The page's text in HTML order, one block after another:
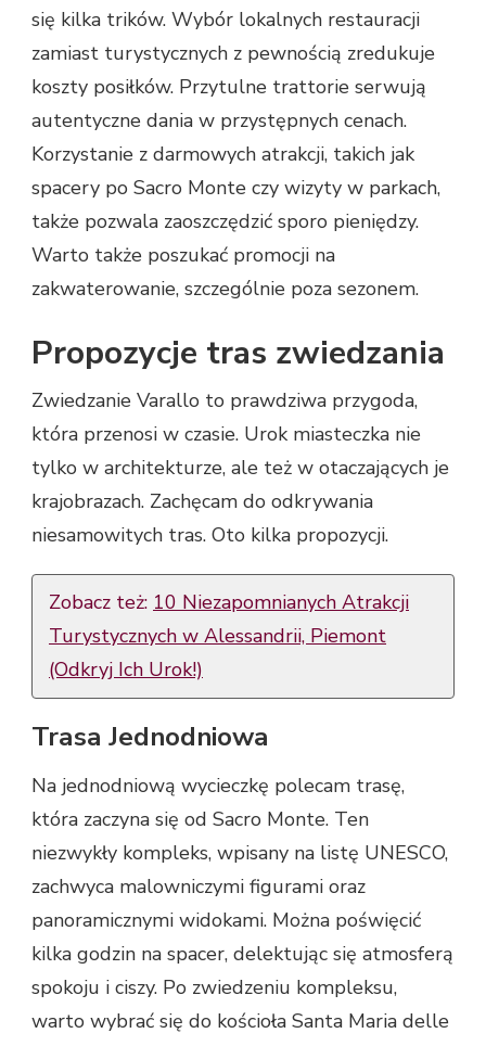
się kilka trików. Wybór lokalnych restauracji
zamiast turystycznych z pewnością zredukuje
koszty posiłków. Przytulne trattorie serwują
autentyczne dania w przystępnych cenach.
Korzystanie z darmowych atrakcji, takich jak
spacery po Sacro Monte czy wizyty w parkach,
także pozwala zaoszczędzić sporo pieniędzy.
Warto także poszukać promocji na
zakwaterowanie, szczególnie poza sezonem.
Propozycje tras zwiedzania
Zwiedzanie Varallo to prawdziwa przygoda,
która przenosi w czasie. Urok miasteczka nie
tylko w architekturze, ale też w otaczających je
krajobrazach. Zachęcam do odkrywania
niesamowitych tras. Oto kilka propozycji.
Zobacz też: 10 Niezapomnianych Atrakcji
Turystycznych w Alessandrii, Piemont
(Odkryj Ich Urok!)
Trasa Jednodniowa
Na jednodniową wycieczkę polecam trasę,
która zaczyna się od Sacro Monte. Ten
niezwykły kompleks, wpisany na listę UNESCO,
zachwyca malowniczymi figurami oraz
panoramicznymi widokami. Można poświęcić
kilka godzin na spacer, delektując się atmosferą
spokoju i ciszy. Po zwiedzeniu kompleksu,
warto wybrać się do kościoła Santa Maria delle